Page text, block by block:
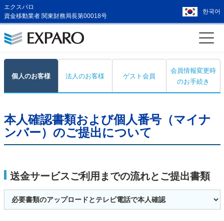
エクスパロ
資金移動業者 関東財務局長第00018号
한국어
個人のお客様 法人のお客様 ゲスト会員
会員情報変更時
のお手続き
本人確認書類および個人番号（マイナ
ンバー）のご提出について
送金サービスご利用までの流れとご提出書類